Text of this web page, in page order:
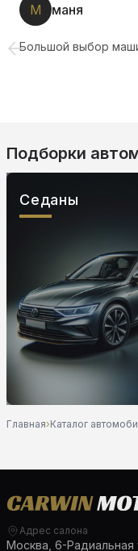
М маня
Большой выбор
Подборки
Седаны
Главная›Каталог
Адрес салона
Москва, 6-Радиальная